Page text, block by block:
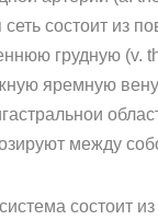
состоит из
грудную (v.
яремную
между
состоит